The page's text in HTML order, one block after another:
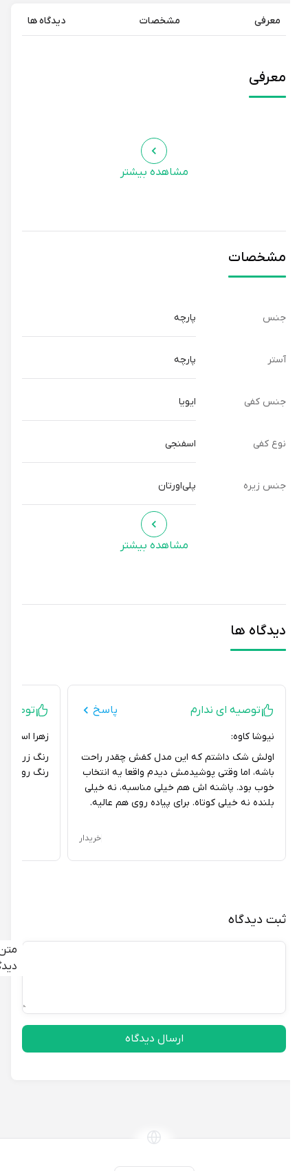
معرفی مشخصات دیدگاه ها
معرفی
مشاهده بیشتر
مشخصات
جنس پارچه
آستر پارچه
جنس کفی
نوع کفی اسفنجی
جنس زیره پلی‌اورتان
مشاهده بیشتر
دیدگاه ها
ثبت دیدگاه
متن
دیدگاه
ارسال دیدگاه
توصیه ای ندارم پاسخ
نیوشا کاوه:
اولش شک داشتم که این مدل کفش چقدر راحت
باشه، اما وقتی پوشیدمش دیدم واقعا یه انتخاب
خوب بود. پاشنه اش هم خیلی مناسبه، نه خیلی
بلنده نه خیلی کوتاه. برای پیاده روی هم عالیه.
خریدار
توصیه ای
زهرا اسحاقیان:
رنگ زرشکی
رنگ روشن